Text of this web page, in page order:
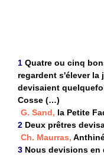
1 Quatre ou cinq
regardent s'élever
devisaient
Cosse (…)
G. Sand, la Petite
2 Deux prêtres
Ch. Maurras,
3 Nous devisions